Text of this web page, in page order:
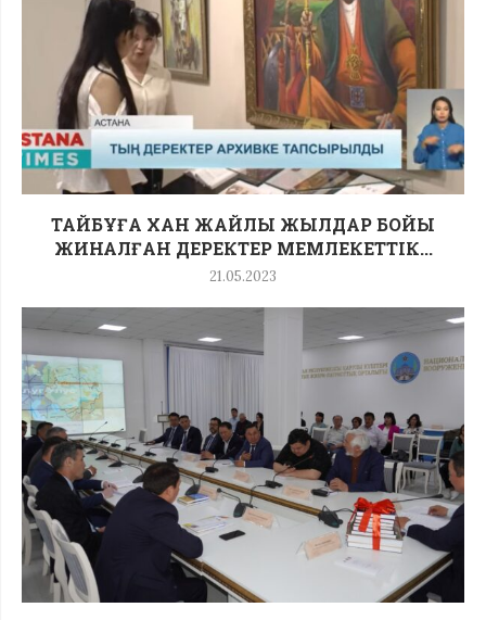
ТАЙБҰҒА ХАН ЖАЙЛЫ ЖЫЛДАР БОЙЫ
ЖИНАЛҒАН ДЕРЕКТЕР МЕМЛЕКЕТТІК...
21.05.2023